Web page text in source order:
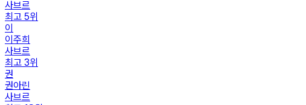
사브르
최고 5위
이
이주희
사브르
최고 3위
권
권아린
사브르